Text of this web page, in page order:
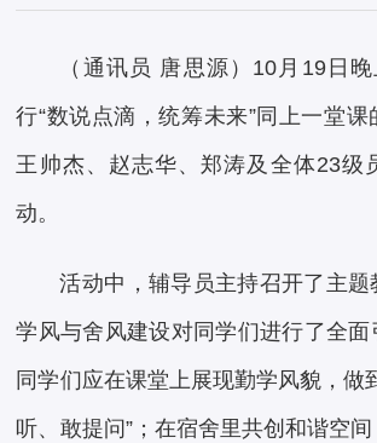
（通讯员 唐思源）10月19日
行“数说点滴，统筹未来”同上一堂
王帅杰、赵志华、郑涛及全体23级
动。
活动中，辅导员主持召开了主
学风与舍风建设对同学们进行了全面
同学们应在课堂上展现勤学风貌，做
听、敢提问”；在宿舍里共创和谐空